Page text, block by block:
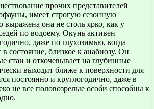
прочих представителей
имеет строгую сезонную
выражена она не столь ярко, как у
по водоему. Окунь активен
даже по глухозимью, когда
в состояние, близкое к анабиозу. Он
стаи и откочевывает на глубинные
выходит ближе к поверхности для
постоянно и круглогодично, даже в
не все половозрелые особи способны к